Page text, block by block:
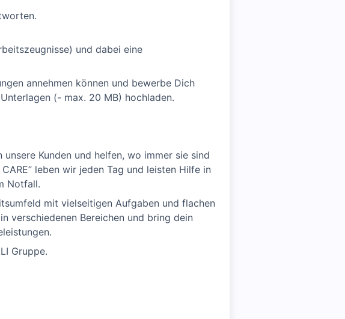
und dabei eine
annehmen können und bewerbe Dich
(- max. 20 MB) hochladen.
Kunden und helfen, wo immer sie sind
leben wir jeden Tag und leisten Hilfe in
Notfall.
mit vielseitigen Aufgaben und flachen
verschiedenen Bereichen und bring dein
Gruppe.